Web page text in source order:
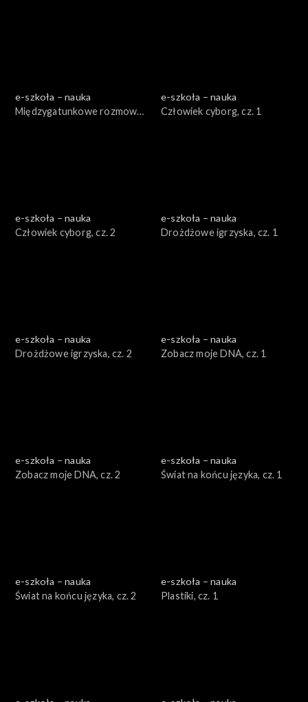
e-szkoła – nauka
Międzygatunkowe rozmowy,
e-szkoła – nauka
Człowiek cyborg, cz. 1
e-szkoła – nauka
Człowiek cyborg, cz. 2
e-szkoła – nauka
Drożdżowe igrzyska, cz. 1
e-szkoła – nauka
Drożdżowe igrzyska, cz. 2
e-szkoła – nauka
Zobacz moje DNA, cz. 1
e-szkoła – nauka
Zobacz moje DNA, cz. 2
e-szkoła – nauka
Świat na końcu języka, cz. 1
e-szkoła – nauka
Świat na końcu języka, cz. 2
e-szkoła – nauka
Plastiki, cz. 1